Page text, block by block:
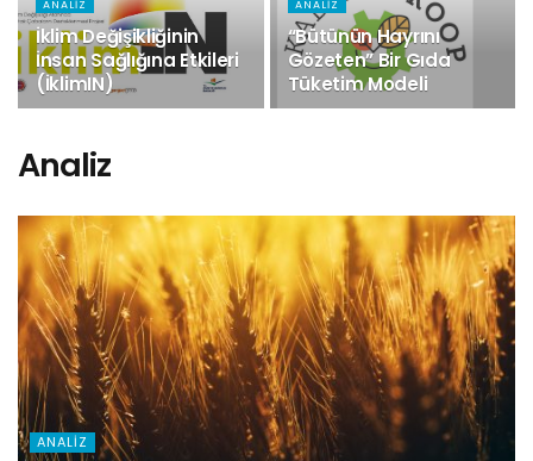
ANALIZ
İklim Değişikliğinin
İnsan Sağlığına Etkileri
(İklimIN)
ANALIZ
“Bütünün Hayrını
Gözeten” Bir Gıda
Tüketim Modeli
Analiz
ANALIZ